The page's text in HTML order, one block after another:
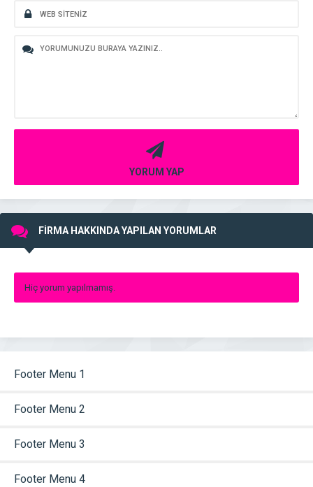
YORUM YAP
FİRMA HAKKINDA YAPILAN YORUMLAR
Hiç yorum yapılmamış.
Footer Menu 1
Footer Menu 2
Footer Menu 3
Footer Menu 4